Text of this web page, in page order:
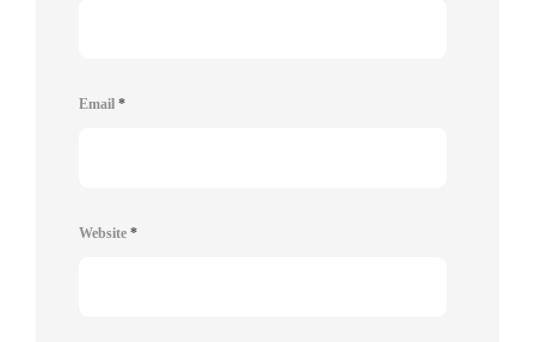
Email *
Website *